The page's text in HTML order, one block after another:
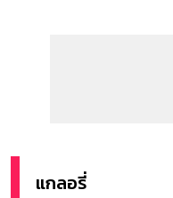
แกลอรี่